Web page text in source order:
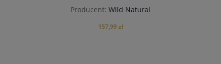
Producent: Wild Natural
157,99 zł